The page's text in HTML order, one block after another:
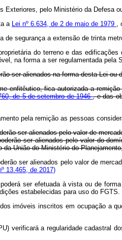
Exteriores, pelo Ministério da Defesa
a Lei nº 6.634, de 2 de maio de 1979 ,
de segurança a extensão de trinta
do terreno e das
na forma a ser regulamentada
ser alienados na forma desta Lei ou
enfitêutico, fica autorizada a
de 5 de setembro de 1946, e das
pela remição as pessoas
ser alienados pelo valor de
ser alienados pelo valor do
da União do Ministério do
ser alienados pelo valor de
13.465, de 2017)
ser efetuada à vista ou de
estabelecidas para uso do
dos imóveis inscritos em ocupação
verificará a regularidade